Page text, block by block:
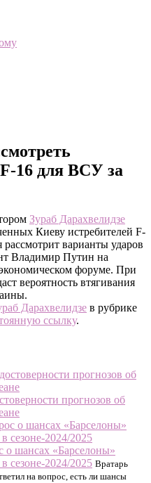
16 для ВСУ за
Зураб Дарахвелидзе
Киеву истребителей F-
варианты ударов
Владимир Путин на
форуме. При
вероятность втягивания
Дарахвелидзе в рубрике
ссылку.
прогнозов об
о шансах «Барселоны»
сезоне-2024/2025 Вратарь
на вопрос, есть ли шансы